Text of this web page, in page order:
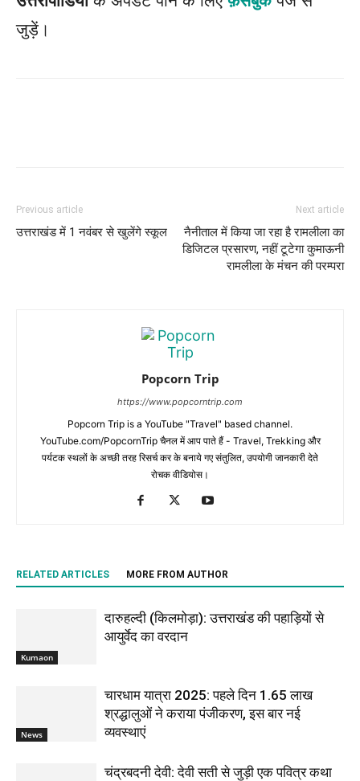
जुड़ें।
Previous article
उत्तराखंड में 1 नवंबर से खुलेंगे स्कूल
Next article
नैनीताल में किया जा रहा है रामलीला का
डिजिटल प्रसारण, नहीं टूटेगा कुमाऊनी
रामलीला के मंचन की परम्परा
Popcorn Trip
https://www.popcorntrip.com
Popcorn Trip is a YouTube "Travel" based channel.
YouTube.com/PopcornTrip चैनल में आप पाते हैं - Travel, Trekking और
पर्यटक स्थलों के अच्छी तरह रिसर्च कर के बनाये गए संतुलित, उपयोगी जानकारी देते
रोचक वीडियोस।
RELATED ARTICLES MORE FROM AUTHOR
Kumaon
दारुहल्दी (किलमोड़ा): उत्तराखंड की पहाड़ियों से
आयुर्वेद का वरदान
News
चारधाम यात्रा 2025: पहले दिन 1.65 लाख
श्रद्धालुओं ने कराया पंजीकरण, इस बार नई
व्यवस्थाएं
चंद्रबदनी देवी: देवी सती से जुड़ी एक पवित्र कथा